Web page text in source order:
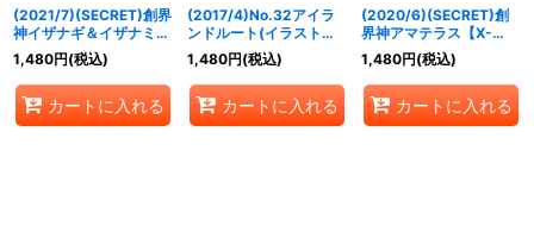
(2021/7)(SECRET)創界
神イザナギ＆イザナミ
【X-SEC】{BS55-
X09}《多》
1,480円(税込)
カートに入れる
(2017/4)No.32アイラ
ンドルート(イラスト違
い/BSC30収録)【R-
SEC】{BS32-063}
《紫》
1,480円(税込)
カートに入れる
(2020/6)(SECRET)創
界神アマテラス【X-
SEC】{BS51-X08}
《多》
1,480円(税込)
カートに入れる